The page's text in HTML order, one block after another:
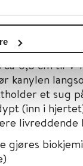
lege er
Man
ca 0,5 cm til
kanylen
et sug
(inn i
livreddende
gjøres